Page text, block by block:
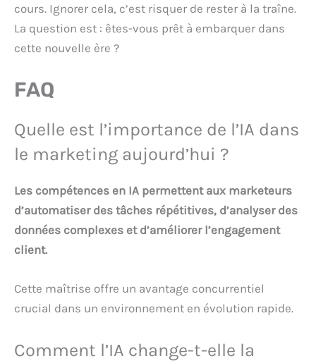
cours. Ignorer cela, c’est risquer de rester à la traîne.
La question est : êtes-vous prêt à embarquer dans
cette nouvelle ère ?
FAQ
Quelle est l’importance de l’IA dans
le marketing aujourd’hui ?
Les compétences en IA permettent aux marketeurs
d’automatiser des tâches répétitives, d’analyser des
données complexes et d’améliorer l’engagement
client.
Cette maîtrise offre un avantage concurrentiel
crucial dans un environnement en évolution rapide.
Comment l’IA change-t-elle la